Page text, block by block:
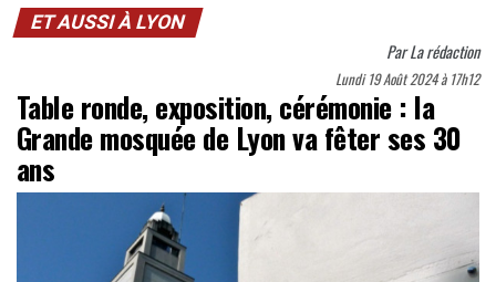
ET AUSSI À LYON
ParLa rédaction
Lundi 19 Août 2024 à 17h12
Table ronde, exposition, cérémonie : la
Grande mosquée de Lyon va fêter ses 30
ans